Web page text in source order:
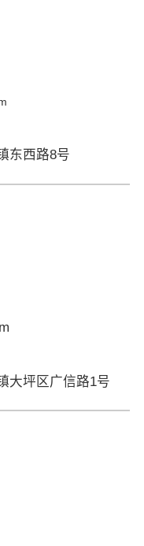
东西路8号
大坪区广信路1号